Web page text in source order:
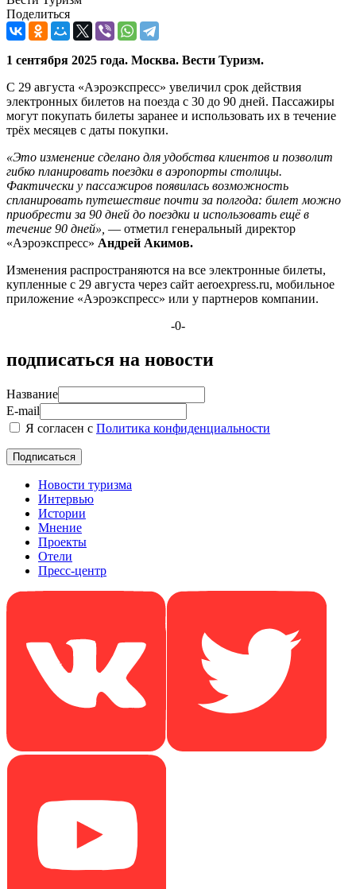
Поделиться
1 сентября 2025 года. Москва. Вести Туризм.
С 29 августа «Аэроэкспресс» увеличил срок действия
электронных билетов на поезда с 30 до 90 дней. Пассажиры
могут покупать билеты заранее и использовать их в течение
трёх месяцев с даты покупки.
«Это изменение сделано для удобства клиентов и позволит
гибко планировать поездки в аэропорты столицы.
Фактически у пассажиров появилась возможность
спланировать путешествие почти за полгода: билет можно
приобрести за 90 дней до поездки и использовать ещё в
течение 90 дней», — отметил генеральный директор
«Аэроэкспресс» Андрей Акимов.
Изменения распространяются на все электронные билеты,
купленные с 29 августа через сайт aeroexpress.ru, мобильное
приложение «Аэроэкспресс» или у партнеров компании.
-0-
подписаться на новости
Название
E-mail
Я согласен с Политика конфиденциальности
Новости туризма
Интервью
Истории
Мнение
Проекты
Отели
Пресс-центр